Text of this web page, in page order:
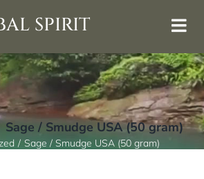
SPIRIT
Sage / Smudge USA (50 gram)
Sage / Smudge USA (50 gram)